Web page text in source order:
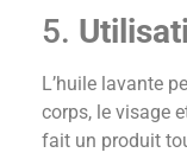
5.
L’huile lavante
corps, le visage
fait un produit